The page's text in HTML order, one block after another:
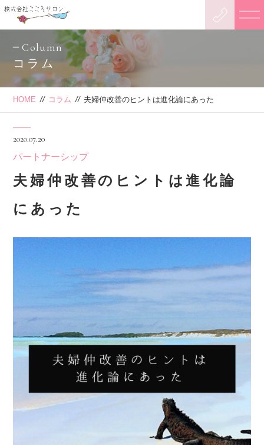
Column
コラム
HOME // コラム // 夫婦仲改善のヒントは進化論にあった
2020.07.20
パートナーシップ
夫婦仲改善のヒントは進化論
にあった